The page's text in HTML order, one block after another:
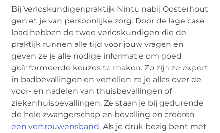
Bij Verloskundigenpraktijk Nintu nabij Oosterhout
geniet je van persoonlijke zorg. Door de lage case
load hebben de twee verloskundigen die de
praktijk runnen alle tijd voor jouw vragen en
geven ze je alle nodige informatie om goed
geïnformeerde keuzes te maken. Zo zijn ze expert
in badbevallingen en vertellen ze je alles over de
voor- en nadelen van thuisbevallingen of
ziekenhuisbevallingen. Ze staan je bij gedurende
de hele zwangerschap en bevalling en creëren
een vertrouwensband. Als je druk bezig bent met